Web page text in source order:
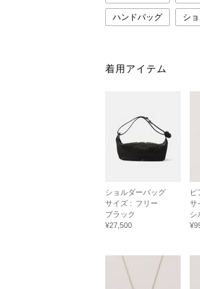
ハンドバッグ シ
着用アイテム
ショルダーバッグ
サイズ : フリー
ブラック
¥27,500
ピ
サ
シ